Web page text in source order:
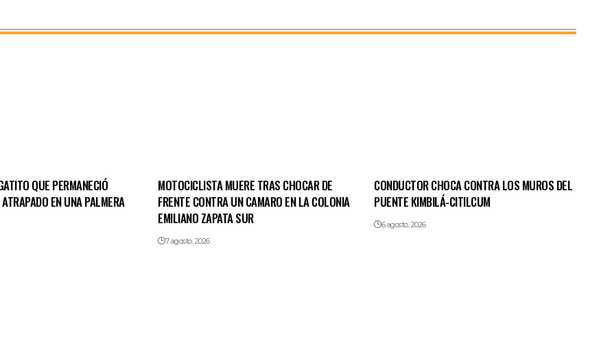
QUE PERMANECIÓ
EN UNA PALMERA
MOTOCICLISTA MUERE TRAS CHOCAR DE
FRENTE CONTRA UN CAMARO EN LA COLONIA
EMILIANO ZAPATA SUR
7 agosto, 2026
CONDUCTOR CHOCA CONTRA LOS MUROS DEL
PUENTE KIMBILÁ-CITILCUM
6 agosto, 2026